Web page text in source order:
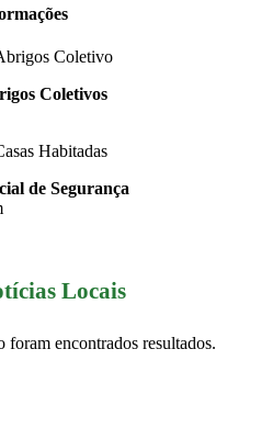
Coletivos
de Segurança
Locais
foram encontrados resultados.